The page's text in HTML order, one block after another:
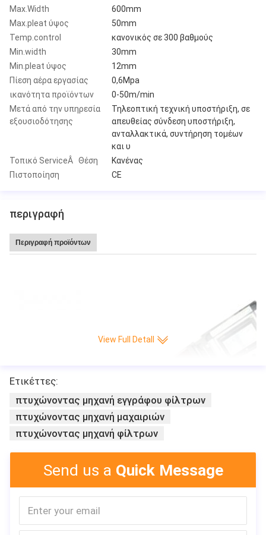
Max.Width
600mm
Max.pleat ύψος
50mm
Temp.control
κανονικός σε 300 βαθμούς
Min.width
30mm
Min.pleat ύψος
12mm
Πίεση αέρα εργασίας
0,6Mpa
ικανότητα προϊόντων
0-50m/min
Μετά από την υπηρεσία
εξουσιοδότησης
Τηλεοπτική τεχνική υποστήριξη, σε
απευθείας σύνδεση υποστήριξη,
ανταλλακτικά, συντήρηση τομέων
και υ
Τοπικό ServiceÂ Θέση
Κανένας
Πιστοποίηση
CE
περιγραφή
Περιγραφή προϊόντων
View Full Detall
Ετικέττες:
πτυχώνοντας μηχανή εγγράφου φίλτρων
πτυχώνοντας μηχανή μαχαιριών
πτυχώνοντας μηχανή φίλτρων
Send us a Quick Message